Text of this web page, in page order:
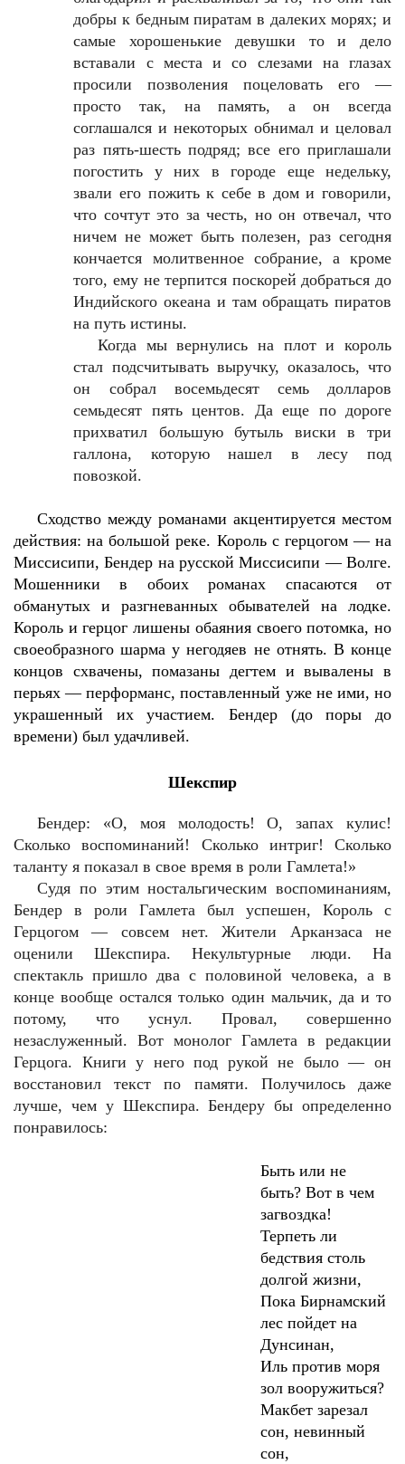
добры к бедным пиратам в далеких морях; и
самые хорошенькие девушки то и дело
вставали с места и со слезами на глазах
просили позволения поцеловать его —
просто так, на память, а он всегда
соглашался и некоторых обнимал и целовал
раз пять-шесть подряд; все его приглашали
погостить у них в городе еще недельку,
звали его пожить к себе в дом и говорили,
что сочтут это за честь, но он отвечал, что
ничем не может быть полезен, раз сегодня
кончается молитвенное собрание, а кроме
того, ему не терпится поскорей добраться до
Индийского океана и там обращать пиратов
на путь истины.
Когда мы вернулись на плот и король
стал подсчитывать выручку, оказалось, что
он собрал восемьдесят семь долларов
семьдесят пять центов. Да еще по дороге
прихватил большую бутыль виски в три
галлона, которую нашел в лесу под
повозкой.
Сходство между романами акцентируется местом
действия: на большой реке. Король с герцогом — на
Миссисипи, Бендер на русской Миссисипи — Волге.
Мошенники в обоих романах спасаются от
обманутых и разгневанных обывателей на лодке.
Король и герцог лишены обаяния своего потомка, но
своеобразного шарма у негодяев не отнять. В конце
концов схвачены, помазаны дегтем и вывалены в
перьях — перформанс, поставленный уже не ими, но
украшенный их участием. Бендер (до поры до
времени) был удачливей.
Шекспир
Бендер: «О, моя молодость! О, запах кулис!
Сколько воспоминаний! Сколько интриг! Сколько
таланту я показал в свое время в роли Гамлета!»
Судя по этим ностальгическим воспоминаниям,
Бендер в роли Гамлета был успешен, Король с
Герцогом — совсем нет. Жители Арканзаса не
оценили Шекспира. Некультурные люди. На
спектакль пришло два с половиной человека, а в
конце вообще остался только один мальчик, да и то
потому, что уснул. Провал, совершенно
незаслуженный. Вот монолог Гамлета в редакции
Герцога. Книги у него под рукой не было — он
восстановил текст по памяти. Получилось даже
лучше, чем у Шекспира. Бендеру бы определенно
понравилось:
Быть или не
быть? Вот в чем
загвоздка!
Терпеть ли
бедствия столь
долгой жизни,
Пока Бирнамский
лес пойдет на
Дунсинан,
Иль против моря
зол вооружиться?
Макбет зарезал
сон, невинный
сон,